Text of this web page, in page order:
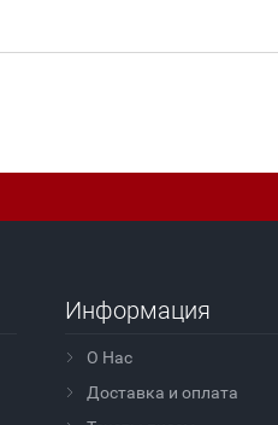
Информация
О Нас
Доставка и оплата